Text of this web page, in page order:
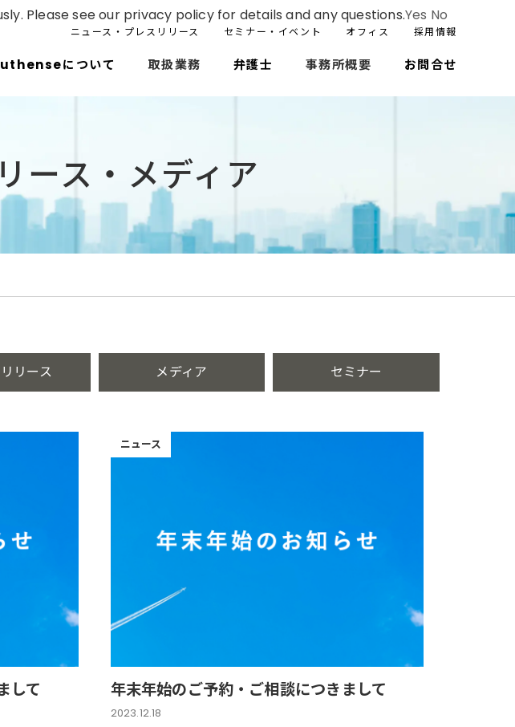
ニュース・プレスリリース セミナー・イベント オフィス 採用情報
について 取扱業務 弁護士 事務所概要 お問合せ
ース・メディア
リース メディア セミナー
して
ニュース
年末年始のご予約・ご相談につきまして
2023.12.18
Please see our privacy policy for details and any questions.Yes No